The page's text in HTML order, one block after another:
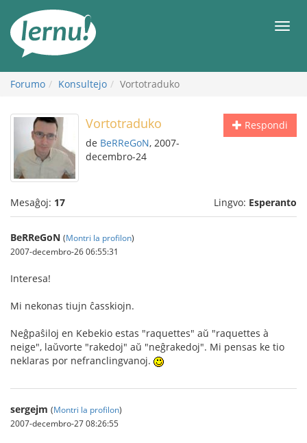
enhavo
Forumo Konsultejo Vortotraduko
Respondi
Vortotraduko
de BeRReGoN, 2007-
decembro-24
Mesaĝoj: 17 Lingvo: Esperanto
BeRReGoN (Montri la profilon)
2007-decembro-26 06:55:31
Interesa!
Mi nekonas tiujn ĉasskiojn.
Neĝpaŝiloj en Kebekio estas "raquettes" aŭ "raquettes à
neige", laŭvorte "rakedoj" aŭ "neĝrakedoj". Mi pensas ke tio
neklaras por nefranclingvanoj.
sergejm (Montri la profilon)
2007-decembro-27 08:26:55